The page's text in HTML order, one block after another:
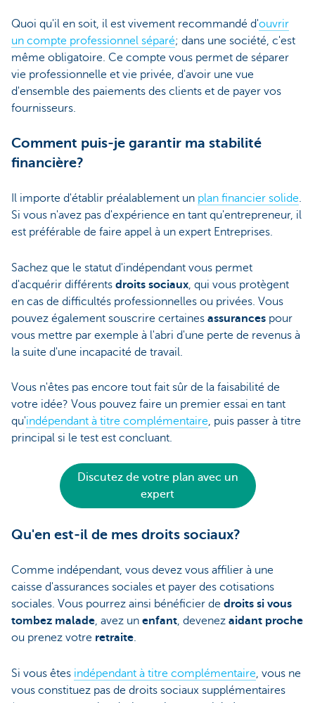
Quoi qu'il en soit, il est vivement recommandé d'ouvrir
un compte professionnel séparé; dans une société, c'est
même obligatoire. Ce compte vous permet de séparer
vie professionnelle et vie privée, d'avoir une vue
d'ensemble des paiements des clients et de payer vos
fournisseurs.
Comment puis-je garantir ma stabilité
financière?
Il importe d'établir préalablement un plan financier solide.
Si vous n'avez pas d'expérience en tant qu'entrepreneur, il
est préférable de faire appel à un expert Entreprises.
Sachez que le statut d'indépendant vous permet
d'acquérir différents droits sociaux, qui vous protègent
en cas de difficultés professionnelles ou privées. Vous
pouvez également souscrire certaines assurances pour
vous mettre par exemple à l'abri d'une perte de revenus à
la suite d'une incapacité de travail.
Vous n'êtes pas encore tout fait sûr de la faisabilité de
votre idée? Vous pouvez faire un premier essai en tant
qu'indépendant à titre complémentaire, puis passer à titre
principal si le test est concluant.
Discutez de votre plan avec un
expert
Qu'en est-il de mes droits sociaux?
Comme indépendant, vous devez vous affilier à une
caisse d'assurances sociales et payer des cotisations
sociales. Vous pourrez ainsi bénéficier de droits si vous
tombez malade, avez un enfant, devenez aidant proche
ou prenez votre retraite.
Si vous êtes indépendant à titre complémentaire , vous ne
vous constituez pas de droits sociaux supplémentaires